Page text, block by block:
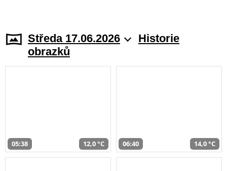
Středa 17.06.2026
Historie
obrazků
05:38 12,0 °C 06:40 14,0 °C